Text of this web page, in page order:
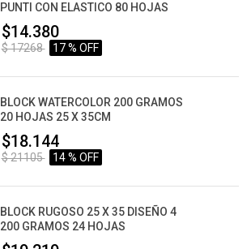
PUNTI CON ELASTICO 80 HOJAS
$14.380
$ 17268 17 % OFF
BLOCK WATERCOLOR 200 GRAMOS
20 HOJAS 25 X 35CM
$18.144
$ 21105 14 % OFF
BLOCK RUGOSO 25 X 35 DISEÑO 4
200 GRAMOS 24 HOJAS